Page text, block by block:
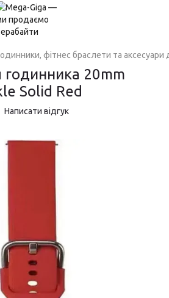
фітнес браслети та аксесуари
годинника 20mm
Solid Red
Написати відгук